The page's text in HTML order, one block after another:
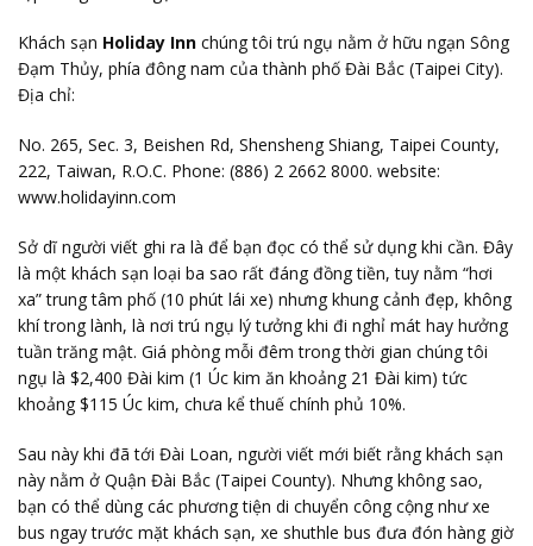
Khách sạn Holiday Inn chúng tôi trú ngụ nằm ở hữu ngạn Sông
Đạm Thủy, phía đông nam của thành phố Đài Bắc (Taipei City).
Địa chỉ:
No. 265, Sec. 3, Beishen Rd, Shensheng Shiang, Taipei County,
222, Taiwan, R.O.C. Phone: (886) 2 2662 8000. website:
www.holidayinn.com
Sở dĩ người viết ghi ra là để bạn đọc có thể sử dụng khi cần. Đây
là một khách sạn loại ba sao rất đáng đồng tiền, tuy nằm “hơi
xa” trung tâm phố (10 phút lái xe) nhưng khung cảnh đẹp, không
khí trong lành, là nơi trú ngụ lý tưởng khi đi nghỉ mát hay hưởng
tuần trăng mật. Giá phòng mỗi đêm trong thời gian chúng tôi
ngụ là $2,400 Đài kim (1 Úc kim ăn khoảng 21 Đài kim) tức
khoảng $115 Úc kim, chưa kể thuế chính phủ 10%.
Sau này khi đã tới Đài Loan, người viết mới biết rằng khách sạn
này nằm ở Quận Đài Bắc (Taipei County). Nhưng không sao,
bạn có thể dùng các phương tiện di chuyển công cộng như xe
bus ngay trước mặt khách sạn, xe shuthle bus đưa đón hàng giờ